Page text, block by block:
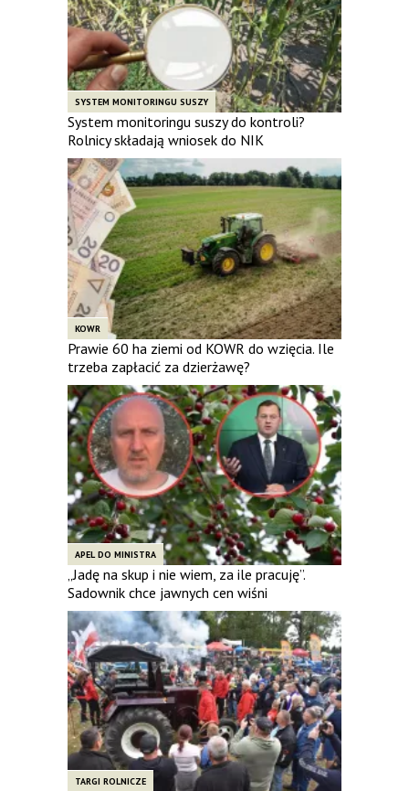
SYSTEM MONITORINGU SUSZY
System monitoringu suszy do kontroli?
Rolnicy składają wniosek do NIK
KOWR
Prawie 60 ha ziemi od KOWR do wzięcia. Ile
trzeba zapłacić za dzierżawę?
APEL DO MINISTRA
„Jadę na skup i nie wiem, za ile pracuję”.
Sadownik chce jawnych cen wiśni
TARGI ROLNICZE